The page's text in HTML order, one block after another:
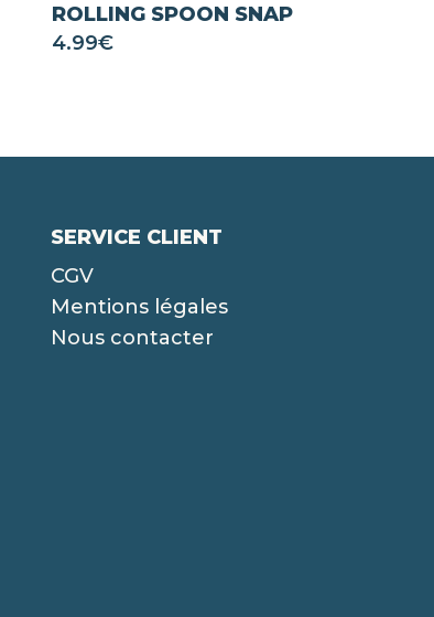
ROLLING SPOON SNAP
4.99€
SERVICE CLIENT
CGV
Mentions légales
Nous contacter